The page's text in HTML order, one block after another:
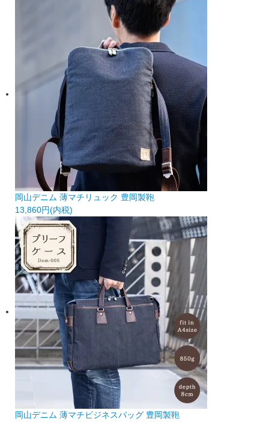
岡山デニム 薄マチリュック 豊岡製鞄
13,860円(内税)
岡山デニム 薄マチビジネスバッグ 豊岡製鞄